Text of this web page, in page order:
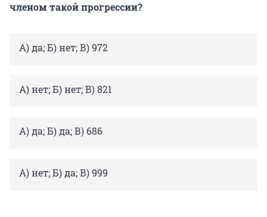
членом такой прогрессии?
А) да; Б) нет; В) 972
А) нет; Б) нет; В) 821
А) да; Б) да; В) 686
А) нет; Б) да; В) 999